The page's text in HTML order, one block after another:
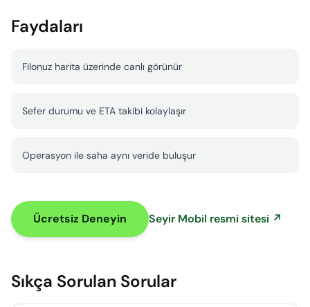
Faydaları
Filonuz harita üzerinde canlı görünür
Sefer durumu ve ETA takibi kolaylaşır
Operasyon ile saha aynı veride buluşur
Ücretsiz Deneyin Seyir Mobil resmi sitesi ↗
Sıkça Sorulan Sorular